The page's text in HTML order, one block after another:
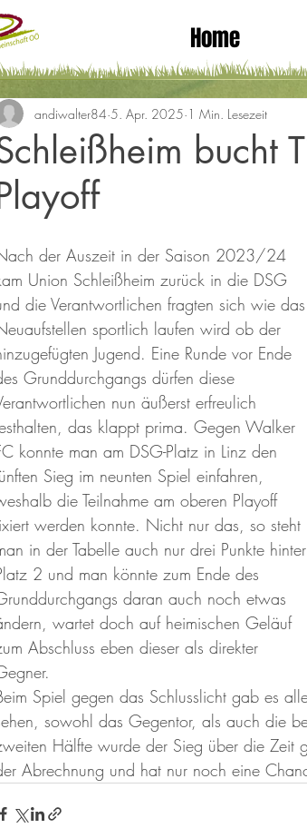
Home
bucht
andiwalter84 5. Apr. 2025 1 Min. Lesezeit
der Auszeit in der Saison 2023/24
Union Schleißheim zurück in die DSG
die Verantwortlichen fragten sich wie das
sportlich laufen wird ob der
Jugend. Eine Runde vor Ende
Grunddurchgangs dürfen diese
nun äußerst erfreulich
das klappt prima. Gegen Walker
konnte man am DSG-Platz in Linz den
Sieg im neunten Spiel einfahren,
die Teilnahme am oberen Playoff
werden konnte. Nicht nur das, so steht
in der Tabelle auch nur drei Punkte hinter
2 und man könnte zum Ende des
daran auch noch etwas
wartet doch auf heimischen Geläuf
Abschluss eben dieser als direkter
Spiel gegen das Schlusslicht gab es
sowohl das Gegentor, als auch die
Hälfte wurde der Sieg über die Zeit
Abrechnung und hat nur noch eine